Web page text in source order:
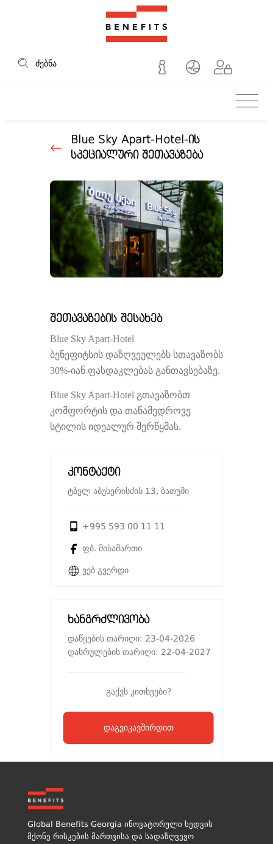
ძებნა
Blue Sky Apart-Hotel-ის
სპეციალური შეთავაზება
შეთავაზების შესახებ
Blue Sky Apart-Hotel
ბენეფიტსის დაზღვეულებს სთავაზობს
30%-იან ფასდაკლებას განთავსებაზე.
Blue Sky Apart-Hotel გთავაზობთ
კომფორტის და თანამედროვე
სტილის იდეალურ შერწყმას.
კონტაქტი
ტბელ აბუსერისძის 13, ბათუმი
+995 593 00 11 11
ფბ. მისამართი
ვებ გვერდი
ხანგრძლივობა
დაწყების თარიღი: 23-04-2026
დასრულების თარიღი: 22-04-2027
გაქვს კითხვები?
დაგვიკავშირდით
Global Benefits Georgia ინოვატორული ხედვის
მქონე რისკების მართვისა და სადაზღვევო